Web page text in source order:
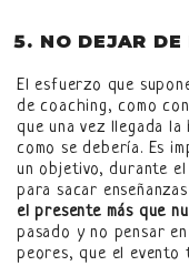
NO DEJAR
El esfuerzo que
de coaching, como
que una vez llegada
como se debería. Es
un objetivo, durante
para sacar
el presente más que
pasado y no pensar
peores, que el evento